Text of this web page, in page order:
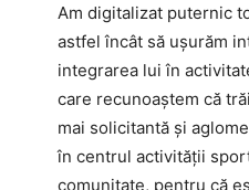
Am digitalizat puternic
astfel încât să ușurăm
integrarea lui în
care recunoaștem că
mai solicitantă și
în centrul activității
comunitate, pentru că